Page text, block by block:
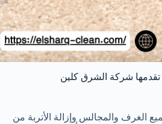
شركة الشرق كلين
الغرف والمجالس وإزالة الأتربة من